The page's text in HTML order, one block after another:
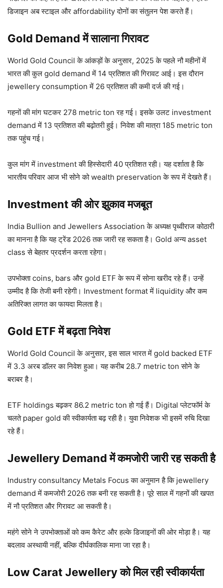
डिजाइन अब स्टाइल और affordability दोनों का संतुलन पेश करते हैं।
Gold Demand में सालाना गिरावट
World Gold Council के आंकड़ों के अनुसार, 2025 के पहले नौ महीनों में
भारत की कुल gold demand में 14 प्रतिशत की गिरावट आई। इस दौरान
jewellery consumption में 26 प्रतिशत की कमी दर्ज की गई।
गहनों की मांग घटकर 278 metric ton रह गई। इसके उलट investment
demand में 13 प्रतिशत की बढ़ोतरी हुई। निवेश की मात्रा 185 metric ton
तक पहुंच गई।
कुल मांग में investment की हिस्सेदारी 40 प्रतिशत रही। यह दर्शाता है कि
भारतीय परिवार आज भी सोने को wealth preservation के रूप में देखते हैं।
Investment की ओर झुकाव मजबूत
India Bullion and Jewellers Association के अध्यक्ष पृथ्वीराज कोठारी
का मानना है कि यह ट्रेंड 2026 तक जारी रह सकता है। Gold अन्य asset
class से बेहतर प्रदर्शन करता रहेगा।
उपभोक्ता coins, bars और gold ETF के रूप में सोना खरीद रहे हैं। उन्हें
उम्मीद है कि तेजी बनी रहेगी। Investment format में liquidity और कम
अतिरिक्त लागत का फायदा मिलता है।
Gold ETF में बढ़ता निवेश
World Gold Council के अनुसार, इस साल भारत में gold backed ETF
में 3.3 अरब डॉलर का निवेश हुआ। यह करीब 28.7 metric ton सोने के
बराबर है।
ETF holdings बढ़कर 86.2 metric ton हो गई हैं। Digital प्लेटफॉर्म के
चलते paper gold की स्वीकार्यता बढ़ रही है। युवा निवेशक भी इसमें रुचि दिखा
रहे हैं।
Jewellery Demand में कमजोरी जारी रह सकती है
Industry consultancy Metals Focus का अनुमान है कि jewellery
demand में कमजोरी 2026 तक बनी रह सकती है। पूरे साल में गहनों की खपत
में नौ प्रतिशत और गिरावट आ सकती है।
महंगे सोने ने उपभोक्ताओं को कम कैरेट और हल्के डिजाइनों की ओर मोड़ा है। यह
बदलाव अस्थायी नहीं, बल्कि दीर्घकालिक माना जा रहा है।
Low Carat Jewellery को मिल रही स्वीकार्यता